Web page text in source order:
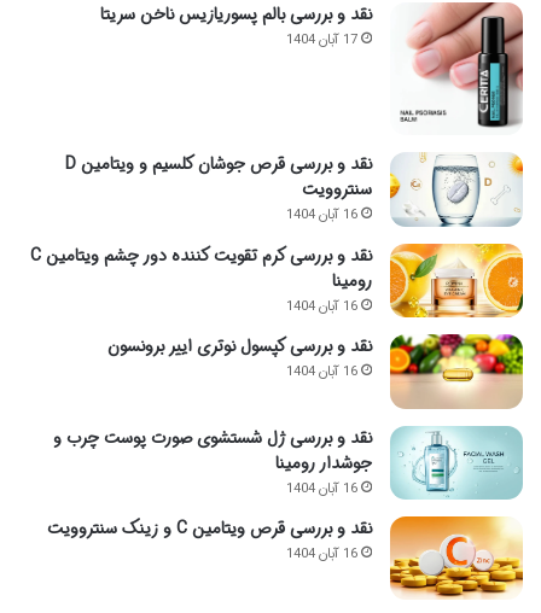
نقد و بررسی بالم پسوریازیس ناخن سریتا
17 آبان 1404
نقد و بررسی قرص جوشان کلسیم و ویتامین D
سنتروویت
16 آبان 1404
نقد و بررسی کرم تقویت کننده دور چشم ویتامین C
رومینا
16 آبان 1404
نقد و بررسی کپسول نوتری اییر برونسون
16 آبان 1404
نقد و بررسی ژل شستشوی صورت پوست چرب و
جوشدار رومینا
16 آبان 1404
نقد و بررسی قرص ویتامین C و زینک سنتروویت
16 آبان 1404